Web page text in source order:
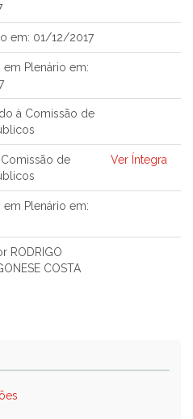
em: 01/12/2017
Plenário em:
à Comissão de
de
Ver Íntegra
Plenário em:
RODRIGO
COSTA